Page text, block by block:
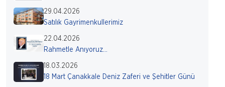
29.04.2026
Satılık Gayrimenkullerimiz
22.04.2026
Rahmetle Anıyoruz...
18.03.2026
18 Mart Çanakkale Deniz Zaferi ve Şehitler Günü